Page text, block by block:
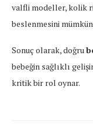
valfli modeller, kolik
beslenmesini
Sonuç olarak, doğru
bebeğin sağlıklı
kritik bir rol oynar.